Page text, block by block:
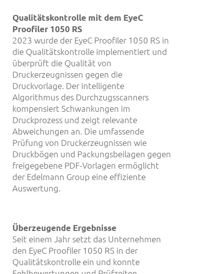
Qualitätskontrolle mit dem EyeC
Proofiler 1050 RS
2023 wurde der EyeC Proofiler 1050 RS in
die Qualitätskontrolle implementiert und
überprüft die Qualität von
Druckerzeugnissen gegen die
Druckvorlage. Der intelligente
Algorithmus des Durchzugsscanners
kompensiert Schwankungen im
Druckprozess und zeigt relevante
Abweichungen an. Die umfassende
Prüfung von Druckerzeugnissen wie
Druckbögen und Packungsbeilagen gegen
freigegebene PDF-Vorlagen ermöglicht
der Edelmann Group eine effiziente
Auswertung.
Überzeugende Ergebnisse
Seit einem Jahr setzt das Unternehmen
den EyeC Proofiler 1050 RS in der
Qualitätskontrolle ein und konnte